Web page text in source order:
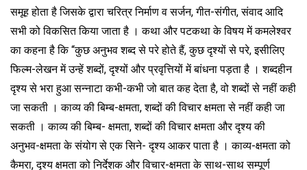
समूह होता है जिसके द्वारा चरित्र निर्माण व सर्जन, गीत-संगीत, संवाद आदि
सभी को विकसित किया जाता है । कथा और पटकथा के विषय में कमलेश्वर
का कहना है कि “कुछ अनुभव शब्द से परे होते हैं, कुछ दृश्यों से परे, इसीलिए
फिल्म-लेखन में उन्हें शब्दों, दृश्यों और प्रवृत्तियों में बांधना पड़ता है । शब्दहीन
दृश्य से भरा हुआ सन्नाटा कभी-कभी जो बात कह देता है, वो शब्दों से नहीं कही
जा सकती । काव्य की बिम्ब-क्षमता, शब्दों की विचार क्षमता से नहीं कही जा
सकती । काव्य की बिम्ब- क्षमता, शब्दों की विचार क्षमता और दृश्य की
अनुभव-क्षमता के संयोग से एक सिने- दृश्य आकर पाता है । काव्य-क्षमता को
कैमरा, दृश्य क्षमता को निर्देशक और विचार-क्षमता के साथ-साथ सम्पूर्ण